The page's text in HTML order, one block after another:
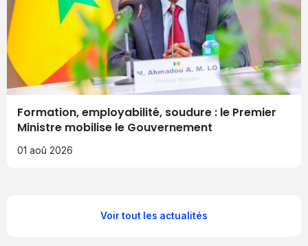
Formation, employabilité, soudure : le Premier
Ministre mobilise le Gouvernement
01 aoû 2026
Voir tout les actualités